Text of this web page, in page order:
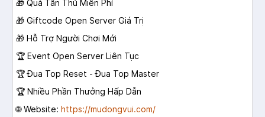
🎁 Quà Tân Thủ Miễn Phí
🎁 Giftcode Open Server Giá Trị
🎁 Hỗ Trợ Người Chơi Mới
🏆 Event Open Server Liên Tục
🏆 Đua Top Reset - Đua Top Master
🏆 Nhiều Phần Thưởng Hấp Dẫn
🌐 Website: https://mudongvui.com/